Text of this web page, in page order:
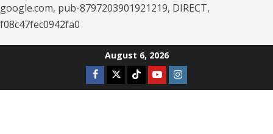
google.com, pub-8797203901921219, DIRECT,
f08c47fec0942fa0
August 6, 2026
Facebook
TwitterTiktokYoutubeInstagram